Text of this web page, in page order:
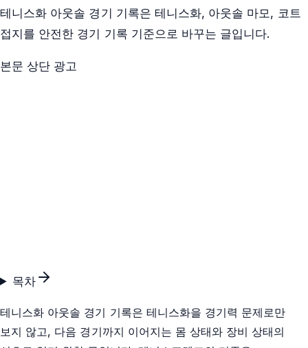
테니스화 아웃솔 경기 기록은 테니스화, 아웃솔 마모, 코트
접지를 안전한 경기 기록 기준으로 바꾸는 글입니다.
본문 상단 광고
목차
테니스화 아웃솔 경기 기록은 테니스화을 경기력 문제로만
보지 않고, 다음 경기까지 이어지는 몸 상태와 장비 상태의